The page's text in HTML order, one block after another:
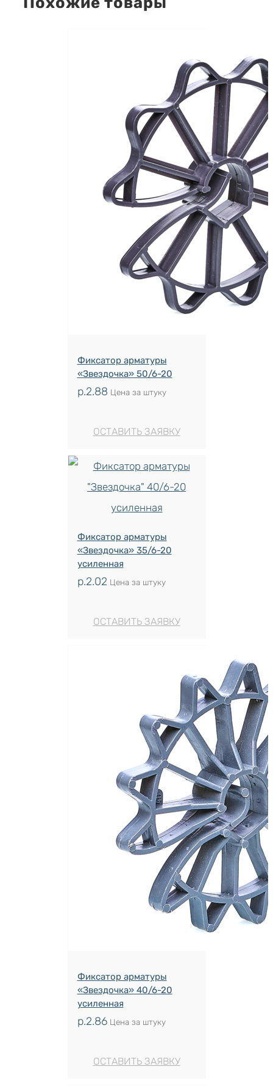
Фиксатор арматуры
«Звездочка» 50/6-20
р.2.88 Цена за штуку
ОСТАВИТЬ ЗАЯВКУ
Фиксатор арматуры
«Звездочка» 35/6-20
усиленная
р.2.02 Цена за штуку
ОСТАВИТЬ ЗАЯВКУ
Фиксатор арматуры
«Звездочка» 40/6-20
усиленная
р.2.86Цена за штуку
ОСТАВИТЬ ЗАЯВКУ